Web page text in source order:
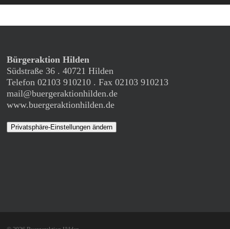
Bürgeraktion Hilden
Südstraße 36 . 40721 Hilden
Telefon 02103 910210 . Fax 02103 910213
mail@buergeraktionhilden.de
www.buergeraktionhilden.de
Privatsphäre-Einstellungen ändern